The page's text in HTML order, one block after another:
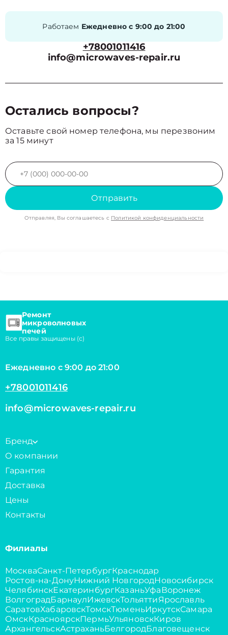
Работаем Ежедневно с 9:00 до 21:00
+78001011416
info@microwaves-repair.ru
Остались вопросы?
Оставьте свой номер телефона, мы перезвоним
за 15 минут
Отправить
Отправляя, Вы соглашаетесь с Политикой конфиденциальности
Ремонт
микроволновых
печей
Все правы защищены (с)
Ежедневно с 9:00 до 21:00
+78001011416
info@microwaves-repair.ru
Бренд
О компании
Гарантия
Доставка
Цены
Контакты
Филиалы
МоскваСанкт-ПетербургКраснодар
Ростов-на-ДонуНижний НовгородНовосибирск
ЧелябинскЕкатеринбургКазаньУфаВоронеж
ВолгоградБарнаулИжевскТольяттиЯрославль
СаратовХабаровскТомскТюменьИркутскСамара
ОмскКрасноярскПермьУльяновскКиров
АрхангельскАстраханьБелгородБлаговещенск